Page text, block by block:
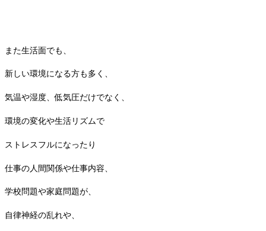
また生活面でも、
新しい環境になる方も多く、
気温や湿度、低気圧だけでなく、
環境の変化や生活リズムで
ストレスフルになったり
仕事の人間関係や仕事内容、
学校問題や家庭問題が、
自律神経の乱れや、